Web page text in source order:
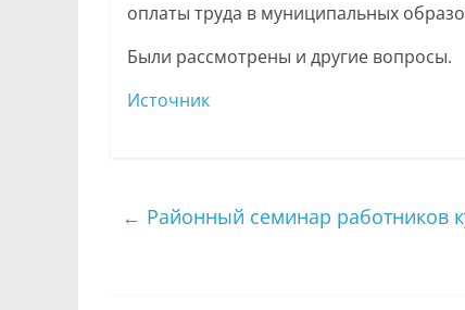
оплаты труда в муниципальных
Были рассмотрены и другие вопросы.
Источник
← Районный семинар работников